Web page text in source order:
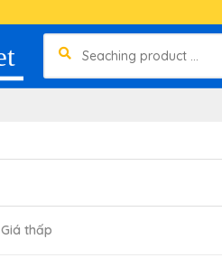
Giá thấp